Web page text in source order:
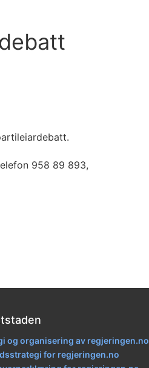
958 89 893,
og organisering av regjeringen.no
for regjeringen.no